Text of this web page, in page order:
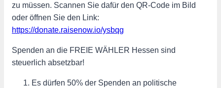
zu müssen. Scannen Sie dafür den QR-Code im Bild
oder öffnen Sie den Link:
https://donate.raisenow.io/ysbqg
Spenden an die FREIE WÄHLER Hessen sind
steuerlich absetzbar!
Es dürfen 50% der Spenden an politische